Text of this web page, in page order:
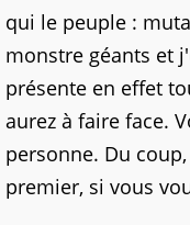
qui le peuple :
monstre géants et
présente en effet
aurez à faire face.
personne. Du
premier, si vous